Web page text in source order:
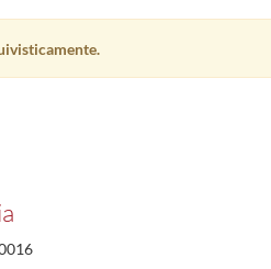
1980-11-14/1980-11-14
1960.